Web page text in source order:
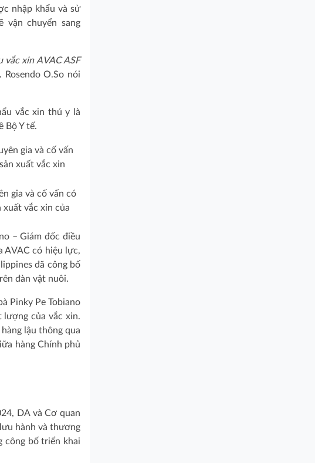
nhập khẩu và sử
vận chuyển sang
vắc xin AVAC ASF
Rosendo O.So nói
vắc xin thú y là
Bộ Y tế.
gia và cố vấn có
vắc xin của
– Giám đốc điều
AVAC có hiệu lực,
đã công bố
đàn vật nuôi.
Pinky Pe Tobiano
lượng của vắc xin.
lậu thông qua
hàng Chính phủ
DA và Cơ quan
hành và thương
công bố triển khai